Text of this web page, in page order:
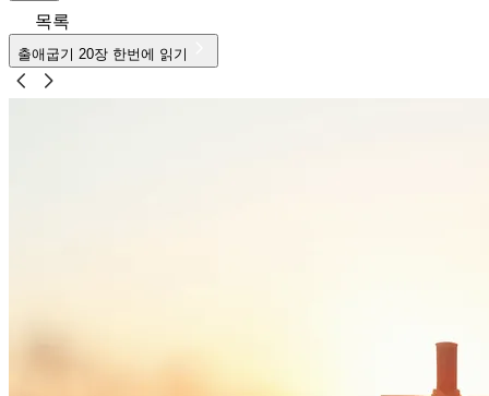
목록
출애굽기 20장 한번에 읽기